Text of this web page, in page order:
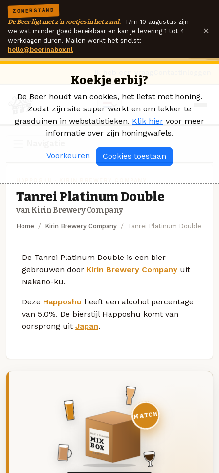
ZOMERSTAND
De Beer ligt met z'n voetjes in het zand. T/m 10 augustus zijn
we wat minder goed bereikbaar en kan je levering 1 tot 4
werkdagen duren. Mailen werkt het snelst:
hello@beerinabox.nl
×
Tanrei Platinum Double
van Kirin Brewery Company
Home Kirin Brewery Company Tanrei Platinum Double
De Tanrei Platinum Double is een bier
gebrouwen door Kirin Brewery Company uit
Nakano-ku.
Deze Happoshu heeft een alcohol percentage
van 5.0%. De bierstijl Happoshu komt van
oorsprong uit Japan.
DEZE MAAND
MIX
BOX
8 BIEREN
MATCH
Koekje erbij?
De Beer houdt van cookies, het liefst met honing.
Zodat zijn site super werkt en om lekker te
grasduinen in webstatistieken. Klik hier voor meer
informatie over zijn honingwafels.
Voorkeuren Cookies toestaan